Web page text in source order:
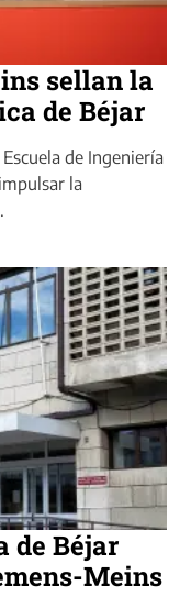
sellan la
de Béjar
de Ingeniería
la
de Béjar
Meins